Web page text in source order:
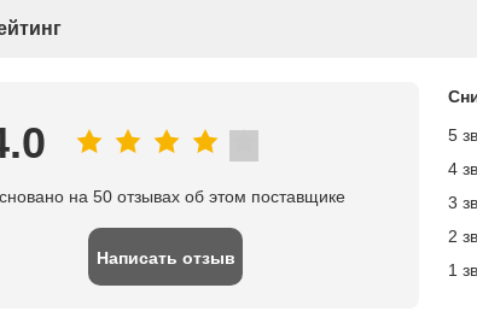
на 50 отзывах об этом поставщике
Написать отзыв
5
4
3
2
1